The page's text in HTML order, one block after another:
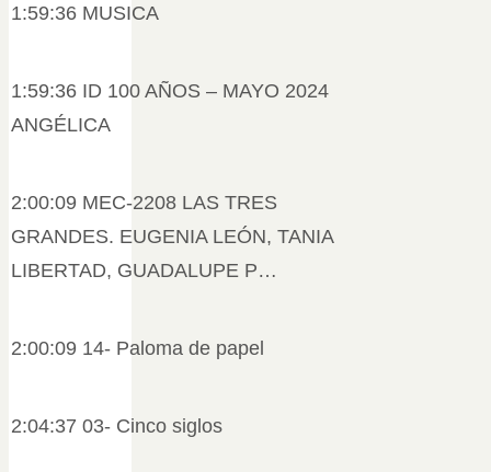
1:59:36 MUSICA
1:59:36 ID 100 AÑOS – MAYO 2024
ANGÉLICA
2:00:09 MEC-2208 LAS TRES
GRANDES. EUGENIA LEÓN, TANIA
LIBERTAD, GUADALUPE P…
2:00:09 14- Paloma de papel
2:04:37 03- Cinco siglos